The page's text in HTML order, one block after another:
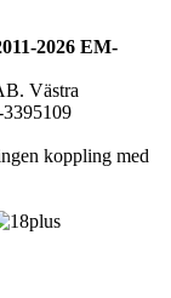
2026 EM-
Västra
koppling med